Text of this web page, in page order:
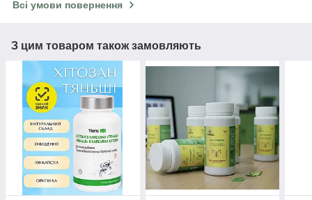
Всі умови повернення
З цим товаром також замовляють